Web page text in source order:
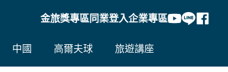
金旅獎專區同業登入企業專區
中國 高爾夫球 旅遊講座